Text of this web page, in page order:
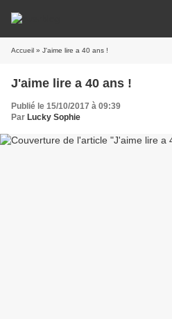
Accueil » J'aime lire a 40 ans !
J'aime lire a 40 ans !
Publié le 15/10/2017 à 09:39
Par Lucky Sophie